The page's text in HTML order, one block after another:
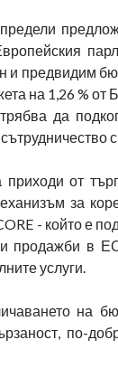
и предвидим
на 1,26 % от
да
от
за
- който е
продажби в
услуги.
на
по-